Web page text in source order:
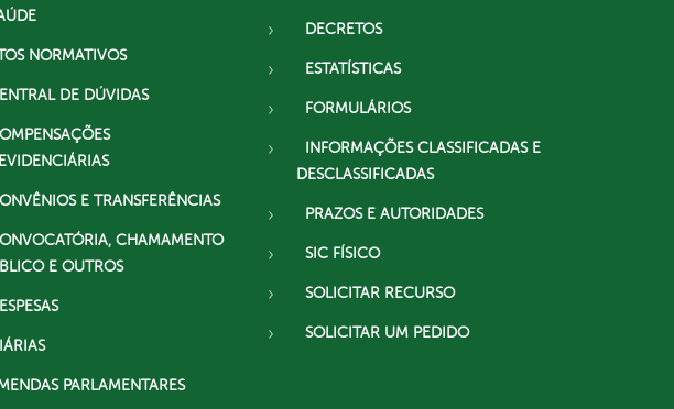
NORMATIVOS
DE DÚVIDAS
E TRANSFERÊNCIAS
CHAMAMENTO
E OUTROS
PARLAMENTARES
DECRETOS
ESTATÍSTICAS
FORMULÁRIOS
INFORMAÇÕES CLASSIFICADAS E
DESCLASSIFICADAS
PRAZOS E AUTORIDADES
SIC FÍSICO
SOLICITAR RECURSO
SOLICITAR UM PEDIDO